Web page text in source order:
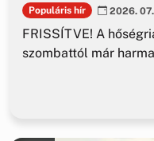
Populáris hír 2026.
FRISSÍTVE! A
szombattól már